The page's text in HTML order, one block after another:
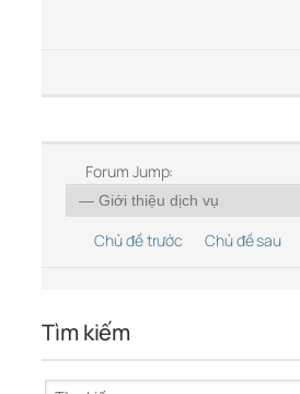
Forum Jump:
Chủ đề trước Chủ đề sau
Tìm kiếm